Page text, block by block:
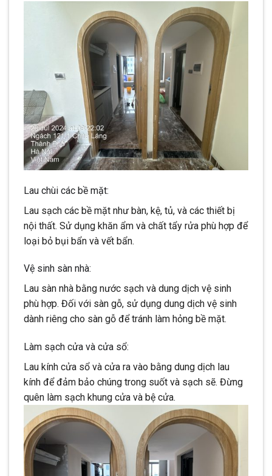
Lau chùi các bề mặt:
Lau sạch các bề mặt như bàn, kệ, tủ, và các thiết bị
nội thất. Sử dụng khăn ẩm và chất tẩy rửa phù hợp để
loại bỏ bụi bẩn và vết bẩn.
Vệ sinh sàn nhà:
Lau sàn nhà bằng nước sạch và dung dịch vệ sinh
phù hợp. Đối với sàn gỗ, sử dụng dung dịch vệ sinh
dành riêng cho sàn gỗ để tránh làm hỏng bề mặt.
Làm sạch cửa và cửa sổ:
Lau kính cửa sổ và cửa ra vào bằng dung dịch lau
kính để đảm bảo chúng trong suốt và sạch sẽ. Đừng
quên làm sạch khung cửa và bệ cửa.